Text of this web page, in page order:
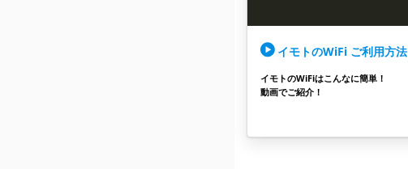
イモトのWiFi ご利用方法
イモトのWiFiはこんなに簡単！
動画でご紹介！